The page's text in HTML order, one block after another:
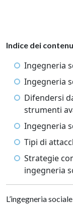
Indice dei
Ingegneria
Ingegneria
Difendersi
strumenti
Ingegneria
Tipi di
Strategie
ingegneria
L’ingegneria